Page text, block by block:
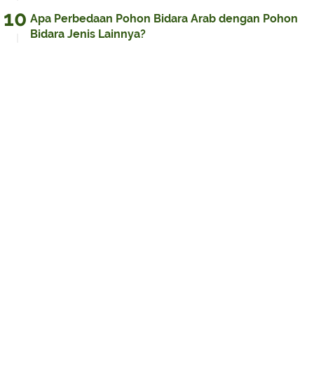
Apa Perbedaan Pohon Bidara Arab dengan Pohon
Bidara Jenis Lainnya?